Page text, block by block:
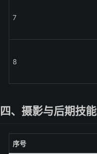
7
8
四、摄影与后期技能
序号